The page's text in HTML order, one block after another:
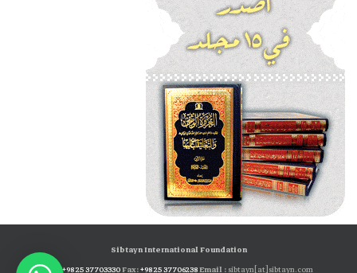
Sibtayn International Foundation
Tel:
+98 25 37703330Fax:+98 25 37706238Email :sibtayn[at]sibtayn.com